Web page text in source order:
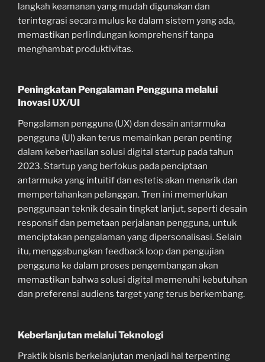
langkah keamanan yang mudah digunakan dan
terintegrasi secara mulus ke dalam sistem yang ada,
memastikan perlindungan komprehensif tanpa
menghambat produktivitas.
Peningkatan Pengalaman Pengguna melalui
Inovasi UX/UI
Pengalaman pengguna (UX) dan desain antarmuka
pengguna (UI) akan terus memainkan peran penting
dalam keberhasilan solusi digital startup pada tahun
2023. Startup yang berfokus pada penciptaan
antarmuka yang intuitif dan estetis akan menarik dan
mempertahankan pelanggan. Tren ini memerlukan
penggunaan teknik desain tingkat lanjut, seperti desain
responsif dan pemetaan perjalanan pengguna, untuk
menciptakan pengalaman yang dipersonalisasi. Selain
itu, menggabungkan feedback loop dan pengujian
pengguna ke dalam proses pengembangan akan
memastikan bahwa solusi digital memenuhi kebutuhan
dan preferensi audiens target yang terus berkembang.
Keberlanjutan melalui Teknologi
Praktik bisnis berkelanjutan menjadi hal terpenting